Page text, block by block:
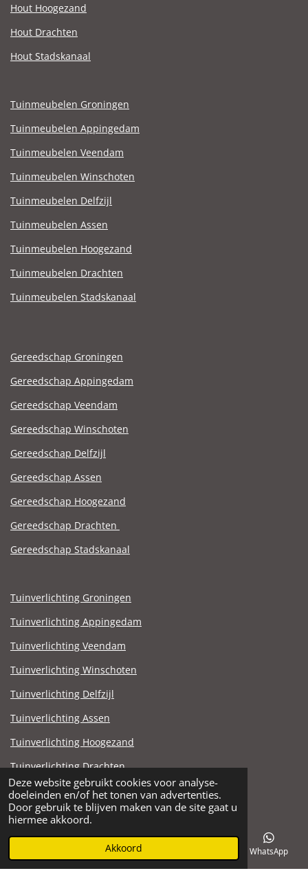
Deze website gebruikt cookies voor analyse-
doeleinden en/of het tonen van advertenties.
Door gebruik te blijven maken van de site gaat u
hiermee akkoord.
Akkoord
Hout Hoogezand
Hout Drachten
Hout Stadskanaal
Tuinmeubelen Groningen
Tuinmeubelen Appingedam
Tuinmeubelen Veendam
Tuinmeubelen Winschoten
Tuinmeubelen Delfzijl
Tuinmeubelen Assen
Tuinmeubelen Hoogezand
Tuinmeubelen Drachten
Tuinmeubelen Stadskanaal
Gereedschap Groningen
Gereedschap Appingedam
Gereedschap Veendam
Gereedschap Winschoten
Gereedschap Delfzijl
Gereedschap Assen
Gereedschap Hoogezand
Gereedschap Drachten
Gereedschap Stadskanaal
Tuinverlichting Groningen
Tuinverlichting Appingedam
Tuinverlichting Veendam
Tuinverlichting Winschoten
Tuinverlichting Delfzijl
Tuinverlichting Assen
Tuinverlichting Hoogezand
Tuinverlichting Drachten
Tuinverlichting Stadskanaal
© 2021 - 2025 Steen en Zandhandel Noord.nl
Telefoonnummer WhatsApp